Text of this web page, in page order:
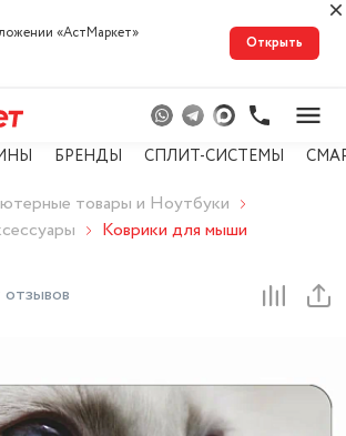
«АстМарке‪т‬»
Открыть
БРЕНДЫ СПЛИТ-СИСТЕМЫ
товары и Ноутбуки
Коврики для мыши
отзывов